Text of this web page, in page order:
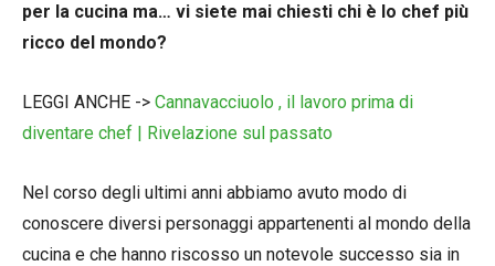
per la cucina ma… vi siete mai chiesti chi è lo chef più
ricco del mondo?
LEGGI ANCHE -> Cannavacciuolo , il lavoro prima di
diventare chef | Rivelazione sul passato
Nel corso degli ultimi anni abbiamo avuto modo di
conoscere diversi personaggi appartenenti al mondo della
cucina e che hanno riscosso un notevole successo sia in